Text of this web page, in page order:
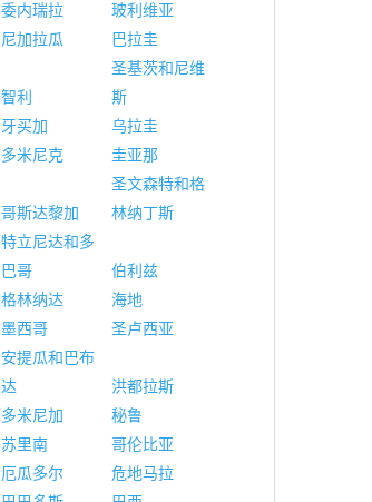
委内瑞拉
玻利维亚
尼加拉瓜
巴拉圭
智利
圣基茨和尼维
斯
牙买加
乌拉圭
多米尼克
圭亚那
哥斯达黎加
圣文森特和格
林纳丁斯
特立尼达和多
巴哥
伯利兹
格林纳达
海地
墨西哥
圣卢西亚
安提瓜和巴布
达
洪都拉斯
多米尼加
秘鲁
苏里南
哥伦比亚
厄瓜多尔
危地马拉